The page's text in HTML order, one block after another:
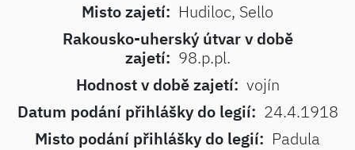
Misto zajetí: Hudiloc, Sello
Rakousko-uherský útvar v době
zajetí: 98.p.pl.
Hodnost v době zajetí: vojín
Datum podání přihlášky do legií: 24.4.1918
Misto podání přihlášky do legií: Padula